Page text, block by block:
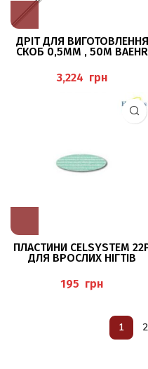
ДРІТ ДЛЯ ВИГОТОВЛЕННЯ
СКОБ 0,5ММ , 50М BAEHR
грн
ПЛАСТИНИ CELSYSTEM
ДЛЯ ВРОСЛИХ НІГТІВ
грн
1 2